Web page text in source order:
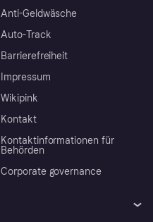
Anti-Geldwäsche
Auto-Track
Barrierefreiheit
Impressum
Wikipink
Kontakt
Kontaktinformationen für
Behörden
Corporate governance